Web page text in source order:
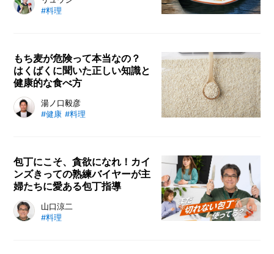
冬を乗り越えられるのでしょうか。
連載。今回は、焼きそばを炒飯風に
飯が組み合わさるんですから大勝利
間違ありません。
#料理
もち麦が危険って本当なの？
はくばくに聞いた正しい知識と
健康的な食べ方
健康食として注目されている「もち
麦」ですが、一方で「もち麦は危
めるべく、もち麦商品のリーディン
グカンパニー、株式会社はくばくに
インタビューを行いました。もち麦
の正しい知識と健康的な食べ方につ
いて解説してもらいます。
湯ノ口毅彦
#健康 #料理
包丁にこそ、貪欲になれ！カイ
ンズきっての熟練バイヤーが主
婦たちに愛ある包丁指導
毎日使う包丁なのに、お手入れ方法
や買い替え時など、実は知らないこ
山口涼二
#料理